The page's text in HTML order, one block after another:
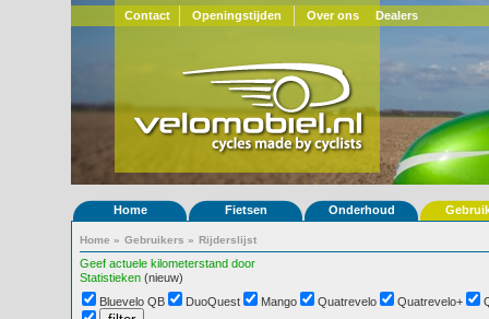
Contact Openingstijden Over ons Dealers
Home Fietsen Onderhoud
Home » Gebruikers » Rijderslijst
Geef actuele kilometerstand door
Statistieken (nieuw)
Bluevelo QB
DuoQuest Mango Quatrevelo Quatrevelo+